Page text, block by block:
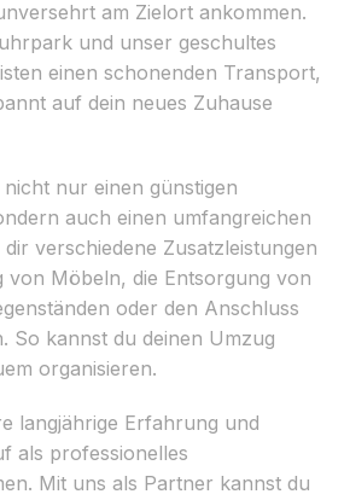
am Zielort ankommen.
und unser geschultes
einen schonenden Transport,
auf dein neues Zuhause
nur einen günstigen
auch einen umfangreichen
verschiedene Zusatzleistungen
von Möbeln, die Entsorgung von
oder den Anschluss
So kannst du deinen Umzug
organisieren.
langjährige Erfahrung und
als professionelles
Mit uns als Partner kannst du